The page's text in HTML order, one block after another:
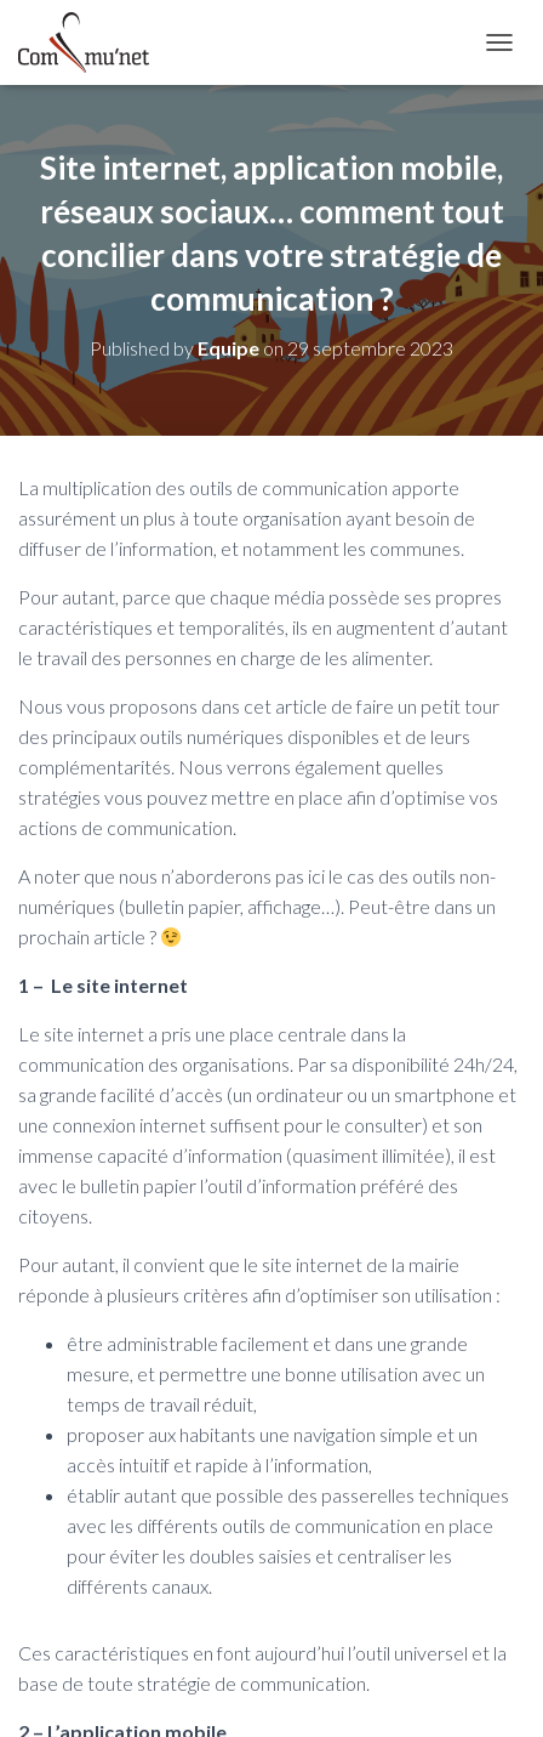
Site internet, application mobile,
réseaux sociaux… comment tout
concilier dans votre stratégie de
communication ?
Published byEquipeon29 septembre 2023
La multiplication des outils de communication apporte
assurément un plus à toute organisation ayant besoin de
diffuser de l’information, et notamment les communes.
Pour autant, parce que chaque média possède ses propres
caractéristiques et temporalités, ils en augmentent d’autant
le travail des personnes en charge de les alimenter.
Nous vous proposons dans cet article de faire un petit tour
des principaux outils numériques disponibles et de leurs
complémentarités. Nous verrons également quelles
stratégies vous pouvez mettre en place afin d’optimise vos
actions de communication.
A noter que nous n’aborderons pas ici le cas des outils non-
numériques (bulletin papier, affichage…). Peut-être dans un
prochain article ?
1 – Le site internet
Le site internet a pris une place centrale dans la
communication des organisations. Par sa disponibilité 24h/24,
sa grande facilité d’accès (un ordinateur ou un smartphone et
une connexion internet suffisent pour le consulter) et son
immense capacité d’information (quasiment illimitée), il est
avec le bulletin papier l’outil d’information préféré des
citoyens.
Pour autant, il convient que le site internet de la mairie
réponde à plusieurs critères afin d’optimiser son utilisation :
être administrable facilement et dans une grande
mesure, et permettre une bonne utilisation avec un
temps de travail réduit,
proposer aux habitants une navigation simple et un
accès intuitif et rapide à l’information,
établir autant que possible des passerelles techniques
avec les différents outils de communication en place
pour éviter les doubles saisies et centraliser les
différents canaux.
Ces caractéristiques en font aujourd’hui l’outil universel et la
base de toute stratégie de communication.
2 – L’application mobile